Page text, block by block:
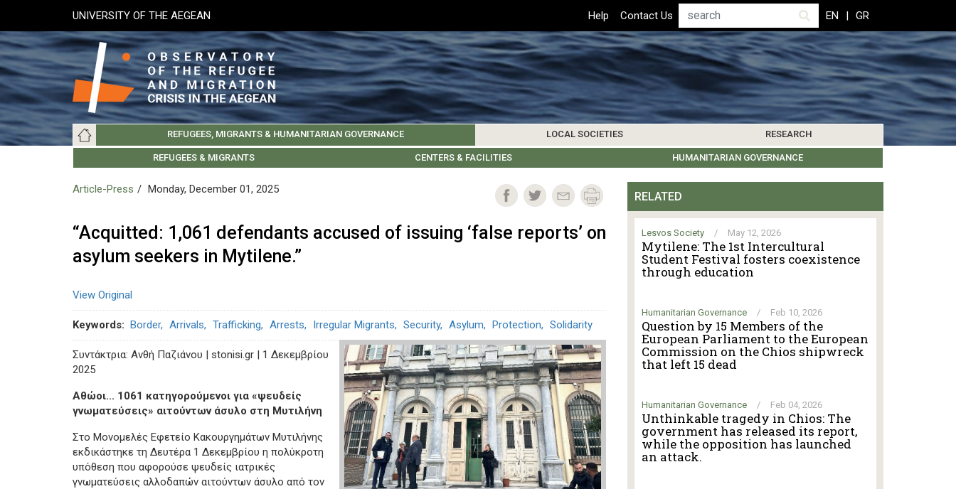
main
content
UNIVERSITY OF THE AEGEAN
Top
Header
Menu
Help Contact Us Search EN GR
Main
navigation
ABOUT UPDATES EVENTS
REFUGEES, MIGRANTS & HUMANITARIAN GOVERNANCE
REFUGEES & MIGRANTS CENTERS & FACILITIES HUMANITARIAN GOVERNANCE
LOCAL SOCIETIES
LESVOS SOCIETY CHIOS SOCIETY SAMOS SOCIETY LEROS SOCIETY OTHER ISLANDS
RESEARCH
UNIVERSITY OF THE AEGEAN FOREIGN INSTITUTIONS BIBLIOGRAPHY RESEARCH UPDATES
Article-Press Monday, December 01, 2025
“Acquitted: 1,061 defendants accused of issuing ‘false reports’ on
asylum seekers in Mytilene.”
View Original
Keywords Border Arrivals Trafficking Arrests Irregular Migrants Security Asylum Protection Solidarity
Συντάκτρια: Ανθή Παζιάνου | stonisi.gr | 1 Δεκεμβρίου
2025
Αθώοι... 1061 κατηγορούμενοι για «ψευδείς
γνωματεύσεις» αιτούντων άσυλο στη Μυτιλήνη
Στο Μονομελές Εφετείο Κακουργημάτων Μυτιλήνης
εκδικάστηκε τη Δευτέρα 1 Δεκεμβρίου η πολύκροτη
υπόθεση που αφορούσε ψευδείς ιατρικές
γνωματεύσεις αλλοδαπών αιτούντων άσυλο από τον
RELATED
Lesvos Society / May 12, 2026
Mytilene: The 1st Intercultural
Student Festival fosters coexistence
through education
Humanitarian Governance / Feb 10, 2026
Question by 15 Members of the
European Parliament to the European
Commission on the Chios shipwreck
that left 15 dead
Humanitarian Governance / Feb 04, 2026
Unthinkable tragedy in Chios: The
government has released its report,
while the opposition has launched
an attack.